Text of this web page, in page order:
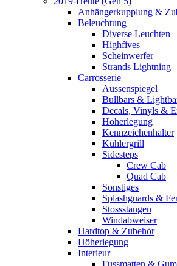
Anhängerkupplung &
Beleuchtung
Diverse Leuchten
Highfives
Scheinwerfer
Strands Lightning
Carrosserie
Aussenspiegel
Bullbars &
Decals, Vinyls &
Höherlegung
Kennzeichenhalter
Kühlergrill
Sidesteps
Crew Cab
Quad Cab
Sonstiges
Splashguards &
Stossstangen
Windabweiser
Hardtop & Zubehör
Höherlegung
Interieur
Fussmatten &